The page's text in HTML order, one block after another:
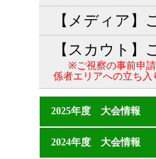
【メディア】
【スカウト】
※ご視察の事前申
係者エリアへの立ち入
2025年度 大会情報
2024年度 大会情報